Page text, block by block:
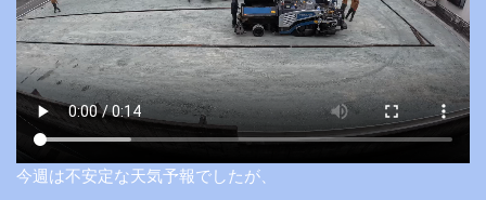
今週は不安定な天気予報でしたが、